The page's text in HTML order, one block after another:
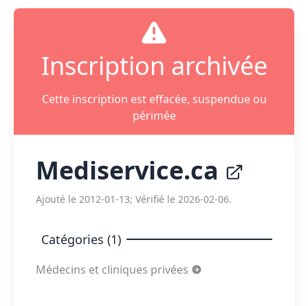
Inscription archivée
Cette inscription est effacée, suspendue ou
périmée
Mediservice.ca
Ajouté le 2012-01-13; Vérifié le 2026-02-06.
Catégories (1)
Médecins et cliniques privées